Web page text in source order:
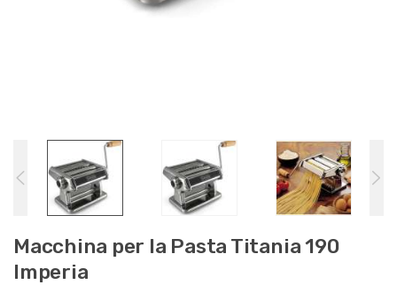
Macchina per la Pasta Titania 190
Imperia